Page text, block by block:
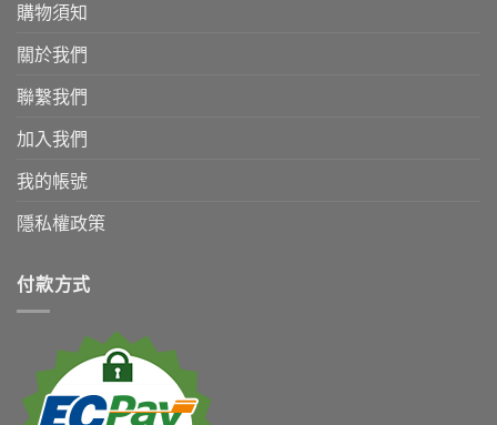
購物須知
關於我們
聯繫我們
加入我們
我的帳號
隱私權政策
付款方式